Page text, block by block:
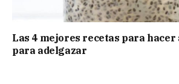
Las 4 mejores recetas para hacer
para adelgazar